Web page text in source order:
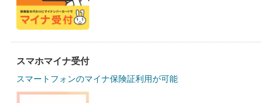
スマホマイナ受付
スマートフォンのマイナ保険証利用が可能